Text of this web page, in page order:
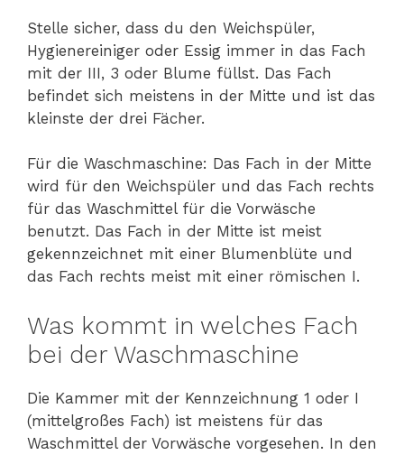
Stelle sicher, dass du den Weichspüler,
Hygienereiniger oder Essig immer in das Fach
mit der III, 3 oder Blume füllst. Das Fach
befindet sich meistens in der Mitte und ist das
kleinste der drei Fächer.
Für die Waschmaschine: Das Fach in der Mitte
wird für den Weichspüler und das Fach rechts
für das Waschmittel für die Vorwäsche
benutzt. Das Fach in der Mitte ist meist
gekennzeichnet mit einer Blumenblüte und
das Fach rechts meist mit einer römischen I.
Was kommt in welches Fach
bei der Waschmaschine
Die Kammer mit der Kennzeichnung 1 oder I
(mittelgroßes Fach) ist meistens für das
Waschmittel der Vorwäsche vorgesehen. In den